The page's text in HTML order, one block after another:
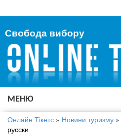
Свобода вибору
МЕНЮ
Онлайн Тікетс » Новини туризму »
русски